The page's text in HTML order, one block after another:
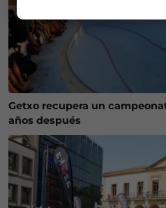
Getxo recupera un
años después